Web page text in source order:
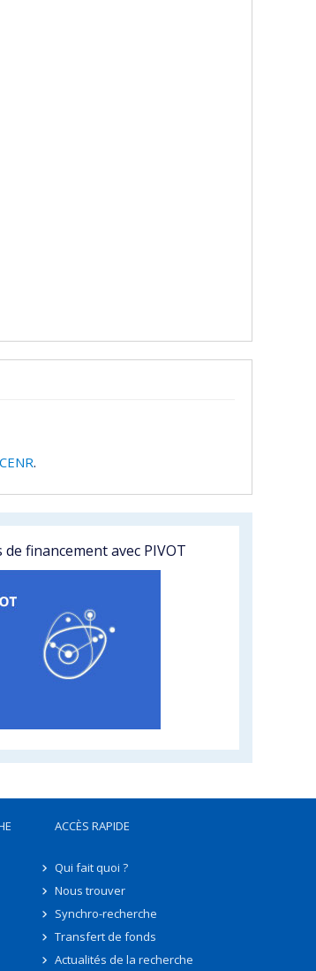
CENR.
de financement avec PIVOT
ACCÈS RAPIDE
Qui fait quoi ?
Nous trouver
Synchro-recherche
Transfert de fonds
Actualités de la recherche